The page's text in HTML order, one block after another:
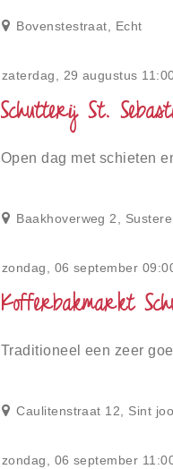
Bovenstestraat, Echt
zaterdag, 29 augustus
Schutterij St.
Open dag met schieten
Baakhoverweg 2,
zondag, 06 september
Kofferbakmarkt
Traditioneel een zeer
Caulitenstraat 12, Sint
zondag, 06 september